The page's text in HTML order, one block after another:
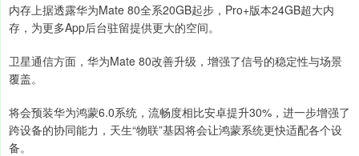
内存上据透露华为Mate 80全系20GB起步，Pro+版本24GB超大内
存，为更多App后台驻留提供更大的空间。
卫星通信方面，华为Mate 80改善升级，增强了信号的稳定性与场景
覆盖。
将会预装华为鸿蒙6.0系统，流畅度相比安卓提升30%，进一步增强了
跨设备的协同能力，天生“物联”基因将会让鸿蒙系统更快适配各个设
备。